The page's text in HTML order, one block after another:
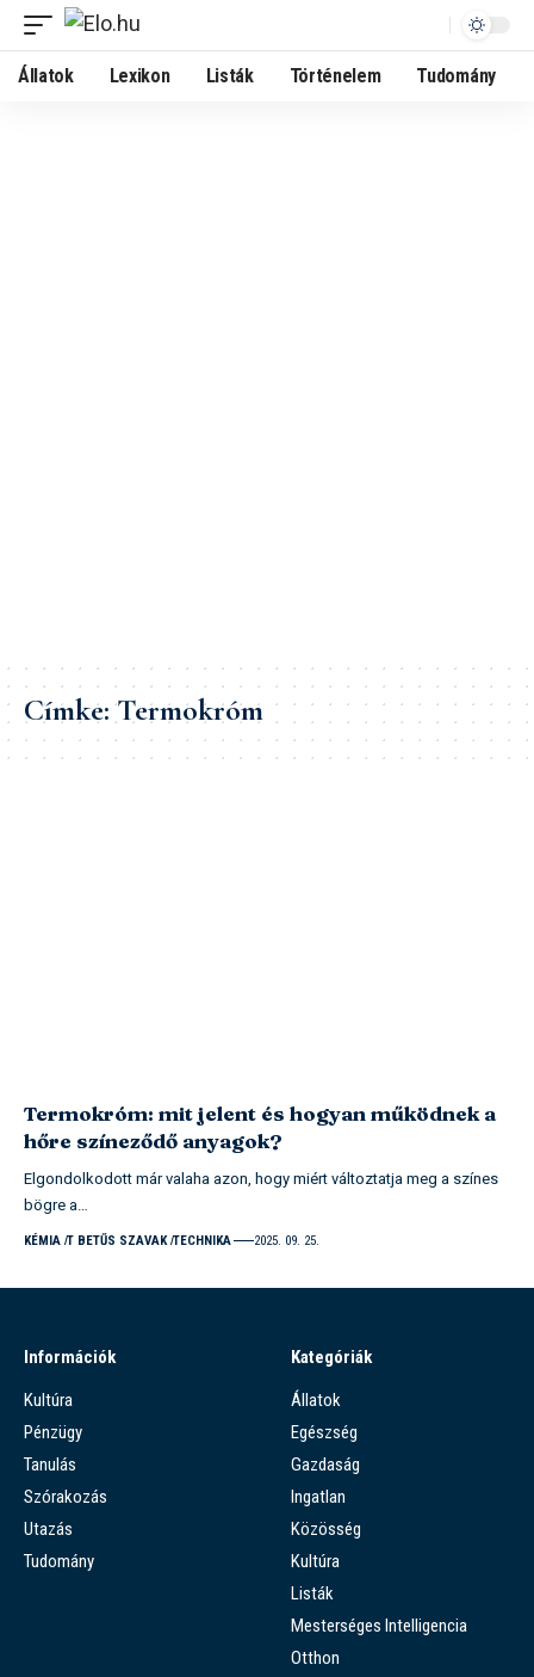
Állatok Lexikon Listák Történelem Tudomány
Címke:Termokróm
Termokróm: mit jelent és hogyan működnek a
hőre színeződő anyagok?
Elgondolkodott már valaha azon, hogy miért változtatja meg a színes
bögre a…
KÉMIA T BETŰS SZAVAK TECHNIKA 2025. 09. 25.
Információk
Kultúra
Pénzügy
Tanulás
Szórakozás
Utazás
Tudomány
Kategóriák
Állatok
Egészség
Gazdaság
Ingatlan
Közösség
Kultúra
Listák
Mesterséges Intelligencia
Otthon